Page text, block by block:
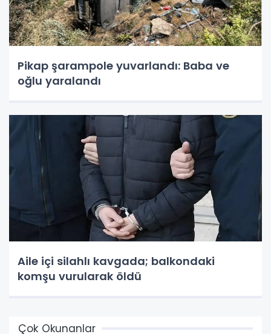
Pikap şarampole yuvarlandı: Baba ve
oğlu yaralandı
Aile içi silahlı kavgada; balkondaki
komşu vurularak öldü
Çok Okunanlar